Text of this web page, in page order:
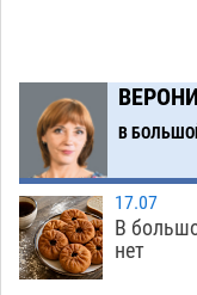
в музее
13:50
Мэрия
зеленые
13:13
Скончался
Астрахани
В
17.07
В
нет